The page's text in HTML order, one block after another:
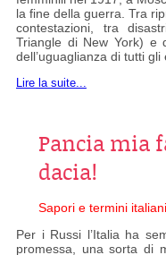
la fine della guerra. Tra
contestazioni, tra
Triangle di New York) e
dell’uguaglianza di tutti gli
Lire la suite...
Pancia mia
dacia!
Sapori e termini
Per i Russi l’Italia ha
promessa, una sorta di